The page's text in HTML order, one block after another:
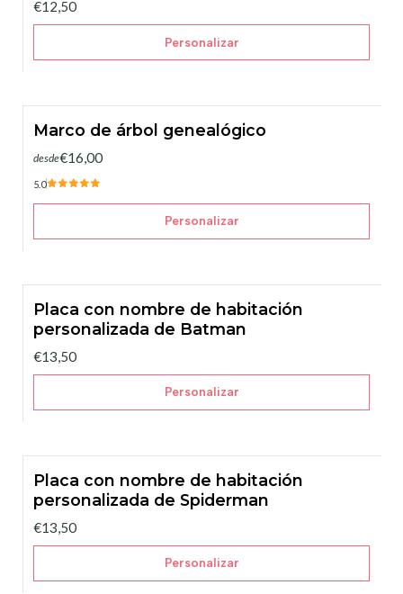
€12,50
Personalizar
Marco de árbol genealógico
desde€16,00
5.0
Personalizar
Placa con nombre de habitación
personalizada de Batman
€13,50
Personalizar
Placa con nombre de habitación
personalizada de Spiderman
€13,50
Personalizar